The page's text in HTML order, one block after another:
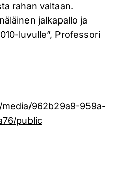
rahan valtaan.
jalkapallo ja
luvulle”, Professori
962b29a9-959a-
public